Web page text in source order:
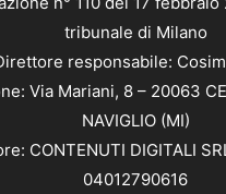
tribunale di Milano
responsabile:
Via Mariani, 8 – 20063
NAVIGLIO (MI)
CONTENUTI DIGITALI
04012790616